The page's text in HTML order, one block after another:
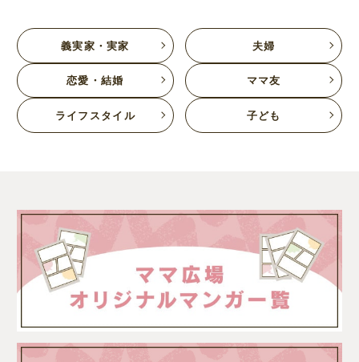
義実家・実家 夫婦
恋愛・結婚 ママ友
ライフスタイル 子ども